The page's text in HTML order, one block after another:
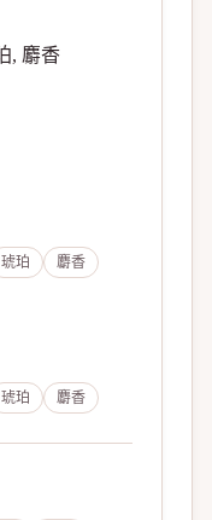
, 麝香
琥珀 麝香
琥珀 麝香